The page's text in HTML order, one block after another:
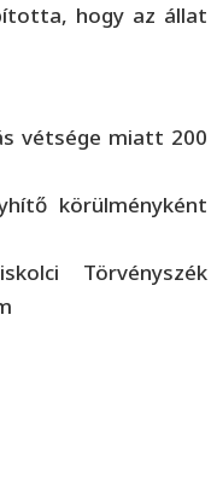
hogy az állat
vétsége miatt 200
körülményként
Törvényszék